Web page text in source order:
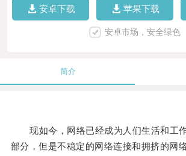
安卓下载 苹果下载
安卓市场，安全绿色
简介
现如今，网络已经成为人们生活和工
部分，但是不稳定的网络连接和拥挤的网